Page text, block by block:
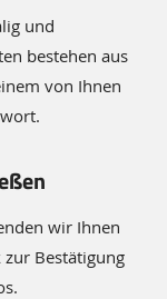
und
bestehen aus
von Ihnen
wir Ihnen
Bestätigung